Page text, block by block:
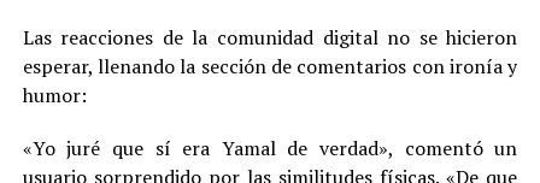
Las reacciones de la comunidad digital no se hicieron
esperar, llenando la sección de comentarios con ironía y
humor:
«Yo juré que sí era Yamal de verdad», comentó un
usuario sorprendido por las similitudes físicas. «De que